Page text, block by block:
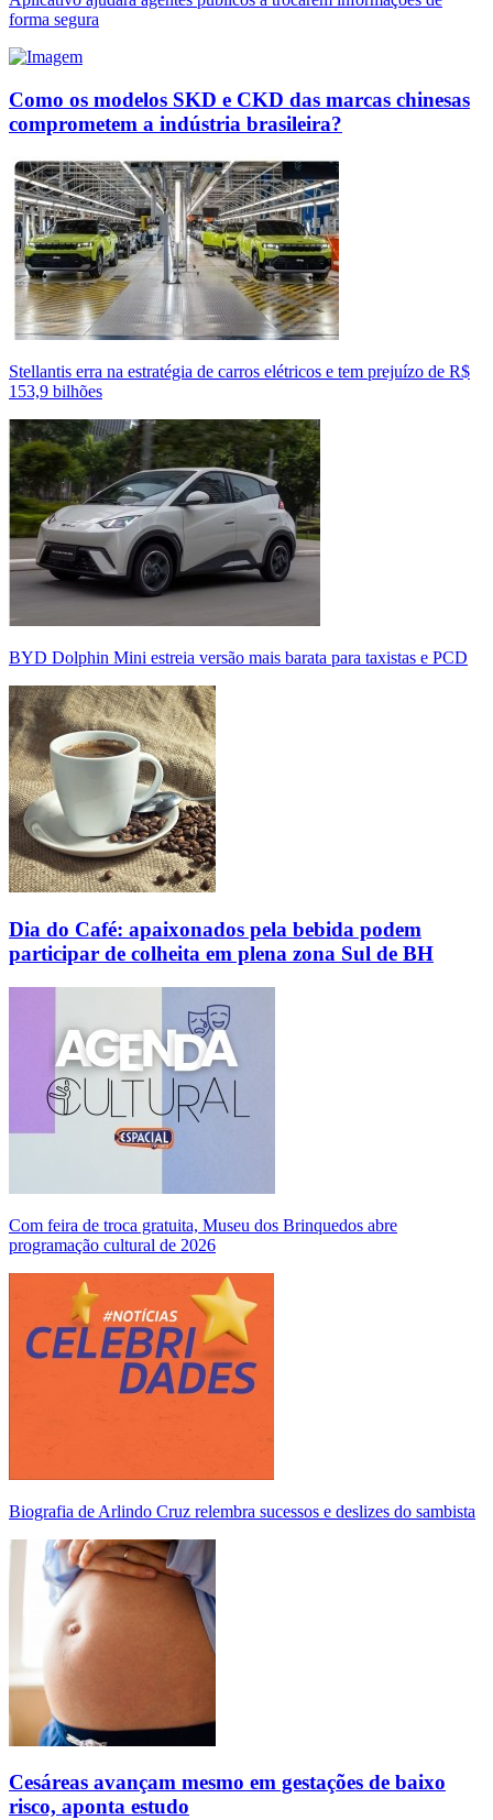
forma segura
Como os modelos SKD e CKD das marcas chinesas
comprometem a indústria brasileira?
Stellantis erra na estratégia de carros elétricos e tem prejuízo de R$
153,9 bilhões
BYD Dolphin Mini estreia versão mais barata para taxistas e PCD
Dia do Café: apaixonados pela bebida podem
participar de colheita em plena zona Sul de BH
Com feira de troca gratuita, Museu dos Brinquedos abre
programação cultural de 2026
Biografia de Arlindo Cruz relembra sucessos e deslizes do sambista
Cesáreas avançam mesmo em gestações de baixo
risco, aponta estudo